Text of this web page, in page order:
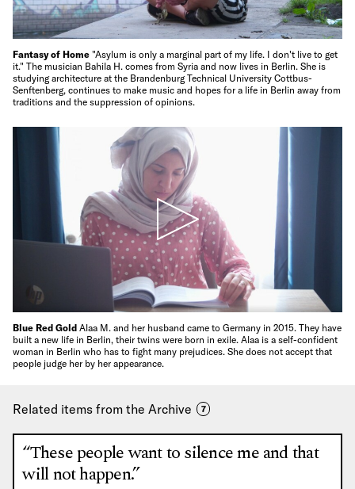
Fantasy of Home "Asylum is only a marginal part of my life. I don't live to get
it." The musician Bahila H. comes from Syria and now lives in Berlin. She is
studying architecture at the Brandenburg Technical University Cottbus-
Senftenberg, continues to make music and hopes for a life in Berlin away from
traditions and the suppression of opinions.
Blue Red Gold Alaa M. and her husband came to Germany in 2015. They have
built a new life in Berlin, their twins were born in exile. Alaa is a self-confident
woman in Berlin who has to fight many prejudices. She does not accept that
people judge her by her appearance.
Related items from the Archive 7
“These people want to silence me and that
will not happen.”